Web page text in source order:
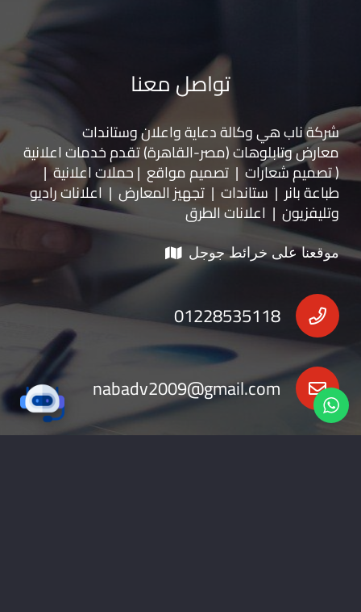
تواصل معنا
شركة ناب هي وكالة دعاية واعلان وستاندات
معارضوتابلوهات(مصر-القاهرة) تقدم خدمات اعلانية
( تصميم شعارات | تصميم مواقع | حملات اعلانية |
طباعة بانر | ستاندات | تجهيز المعارض | اعلانات راديو
وتليفزيون | اعلانات الطرق
موقعنا على خرائط جوجل
01228535118
nabadv2009@gmail.com